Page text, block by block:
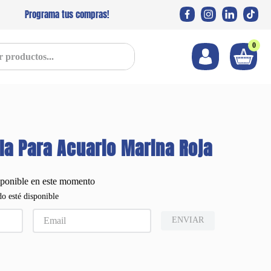
Programa tus compras!
0
Para Acuario Marina Roja
en este momento
esté disponible
ENVIAR